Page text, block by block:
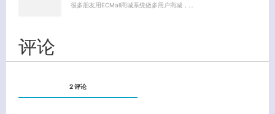
很多朋友用ECMall商城系统做多用户商城，…
评论
2 评论